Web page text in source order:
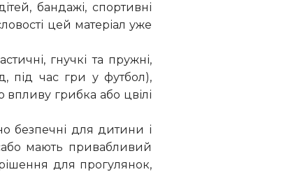
бандажі, спортивні
цей матеріал уже
гнучкі та пружні,
під час гри у футбол),
впливу грибка або цвілі
безпечні для дитини і
мають привабливий
для прогулянок,